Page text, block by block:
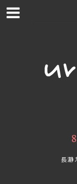
長瀞